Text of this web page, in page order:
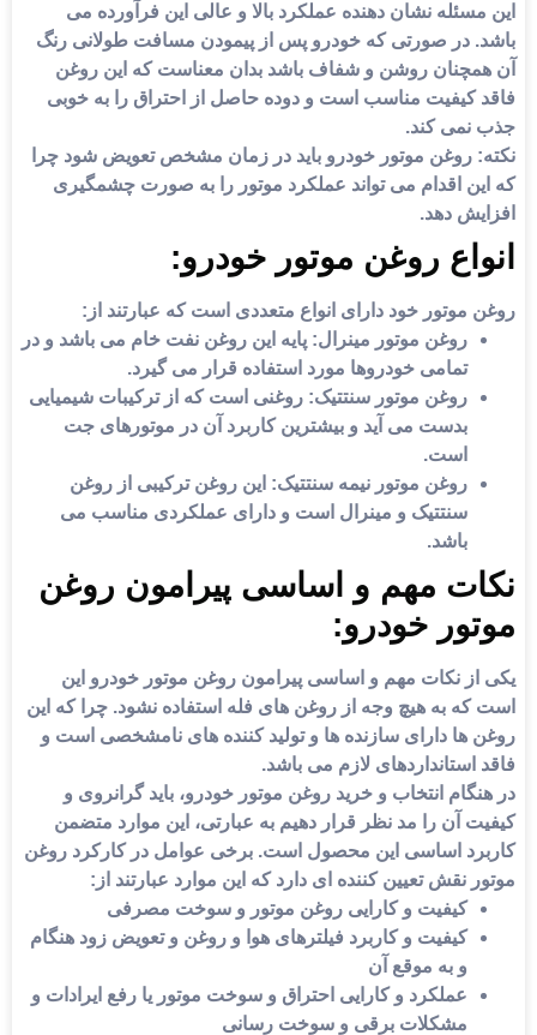
نشان دهنده عملکرد بالا و عالی این فرآورده می
در صورتی که خودرو پس از پیمودن مسافت طولانی رنگ
روشن و شفاف باشد بدان معناست که این روغن
کیفیت مناسب است و دوده حاصل از احتراق را به خوبی
کند.
روغن موتور خودرو باید در زمان مشخص تعویض شود چرا
اقدام می تواند عملکرد موتور را به صورت چشمگیری
دهد.
روغن موتور خودرو:
موتورخود دارای انواع متعددی است که عبارتند از:
روغن موتور مینرال : پایه این روغن نفت خام می باشد و در
تمامی خودروها مورد استفاده قرار می گیرد.
روغن موتور سنتتیک:روغنی است که از ترکیبات شیمیایی
بدست می آید و بیشترین کاربرد آن در موتورهای جت
روغن موتور نیمه سنتتیک:این روغن ترکیبی از روغن
سنتتیک و مینرال است و دارای عملکردی مناسب می
مهم و اساسی پیرامون روغن
خودرو:
نکات مهم و اساسی پیرامون روغن موتور خودرو این
به هیچ وجه از روغن های فله استفاده نشود. چرا که این
ها دارای سازنده ها و تولید کننده های نامشخصی است و
استانداردهای لازم می باشد.
انتخاب و خرید روغن موتور خودرو، باید گرانروی و
آن را مد نظر قرار دهیم به عبارتی، این موارد متضمن
اساسی این محصول است. برخی عوامل در کارکرد روغن
نقش تعیین کننده ای دارد که این موارد عبارتند از:
کیفیت و کارایی روغن موتور و سوخت مصرفی
کیفیت و کاربرد فیلترهای هوا و روغن و تعویض زود هنگام
و به موقع آن
عملکرد و کارایی احتراق و سوخت موتور یا رفع ایرادات و
مشکلات برقی و سوخت رسانی